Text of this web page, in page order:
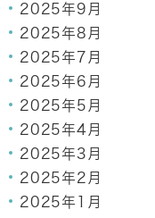
2025年9月
2025年8月
2025年7月
2025年6月
2025年5月
2025年4月
2025年3月
2025年2月
2025年1月